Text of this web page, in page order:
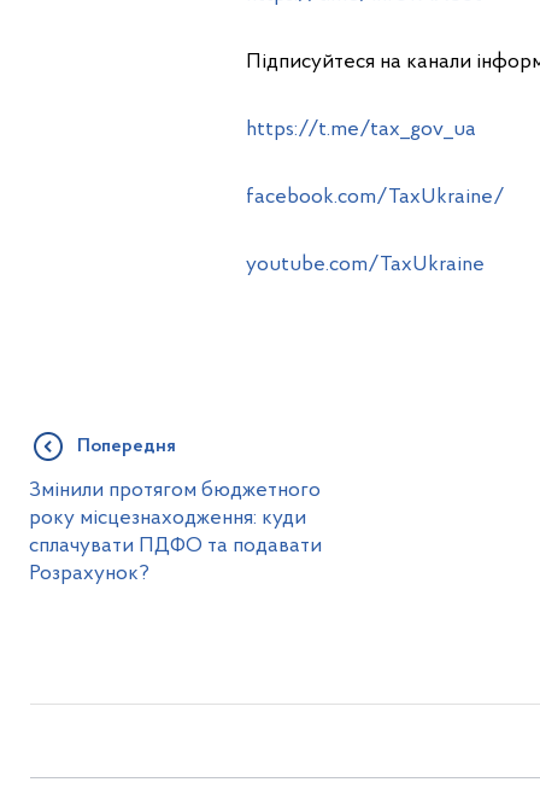
Підписуйтеся на канали
https://t.me/tax_gov_ua
facebook.com/TaxUkraine/
youtube.com/TaxUkraine
Попередня
Змінили протягом бюджетного
року місцезнаходження: куди
сплачувати ПДФО та подавати
Розрахунок?